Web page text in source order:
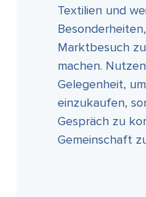
Textilien und
Marktbesuch
machen.
Gelegenheit,
einzukaufen,
Gespräch zu
Gemeinschaft